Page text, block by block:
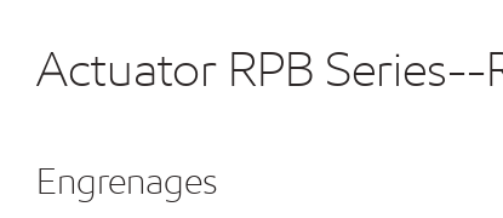
Actuator RPB Series--
Engrenages